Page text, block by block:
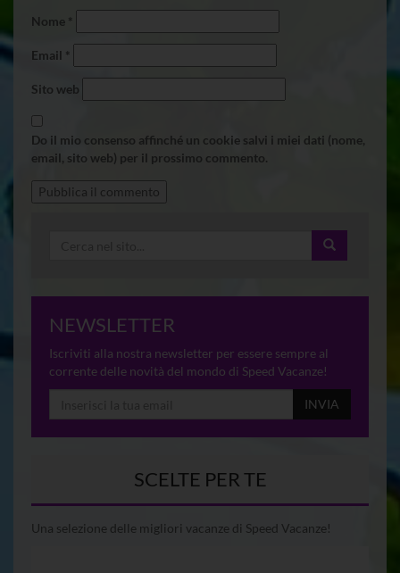
Nome *
Email *
Sito web
Do il mio consenso affinché un cookie salvi i miei dati (nome,
email, sito web) per il prossimo commento.
NEWSLETTER
Iscriviti alla nostra newsletter per essere sempre al
corrente delle novità del mondo di Speed Vacanze!
INVIA
SCELTE PER TE
Una selezione delle migliori vacanze di Speed Vacanze!